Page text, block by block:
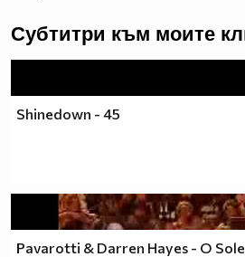
Субтитри към моите
Shinedown - 45
Pavarotti & Darren Hayes - O